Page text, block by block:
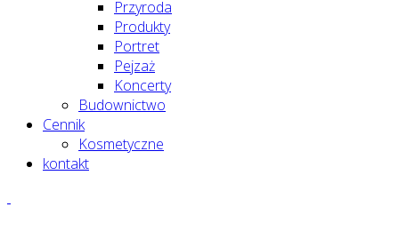
Przyroda
Produkty
Portret
Pejzaż
Koncerty
Budownictwo
Cennik
Kosmetyczne
kontakt